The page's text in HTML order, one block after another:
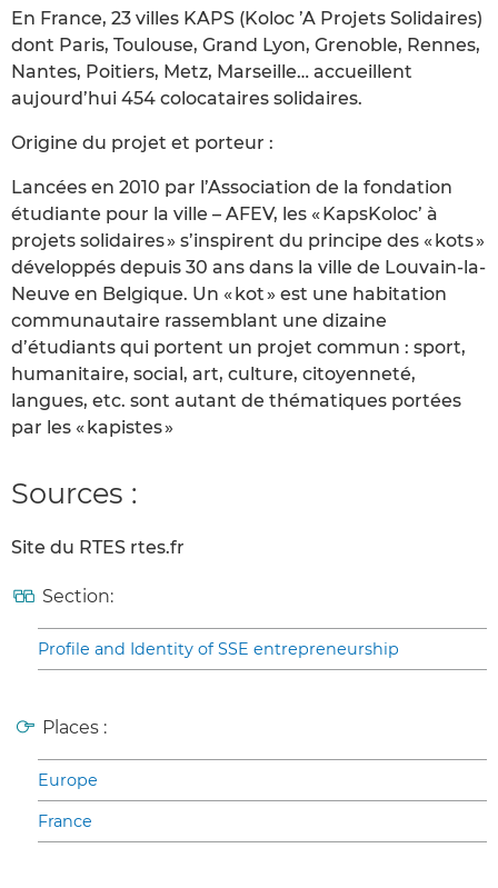
En France, 23 villes KAPS (Koloc ’A Projets Solidaires)
dont Paris, Toulouse, Grand Lyon, Grenoble, Rennes,
Nantes, Poitiers, Metz, Marseille… accueillent
aujourd’hui 454 colocataires solidaires.
Origine du projet et porteur :
Lancées en 2010 par l’Association de la fondation
étudiante pour la ville – AFEV, les « KapsKoloc’ à
projets solidaires » s’inspirent du principe des « kots »
développés depuis 30 ans dans la ville de Louvain-la-
Neuve en Belgique. Un « kot » est une habitation
communautaire rassemblant une dizaine
d’étudiants qui portent un projet commun : sport,
humanitaire, social, art, culture, citoyenneté,
langues, etc. sont autant de thématiques portées
par les « kapistes »
Sources :
Site du RTES rtes.fr
Section:
Profile and Identity of SSE entrepreneurship
Places :
Europe
France